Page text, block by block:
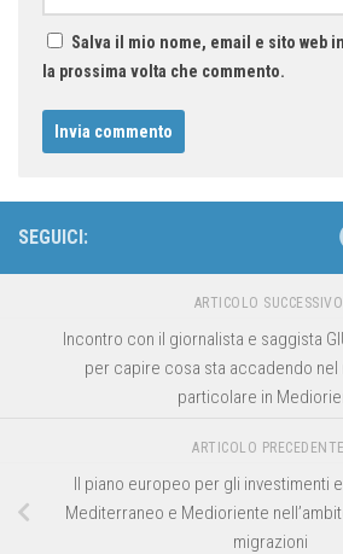
Salva il mio nome, email e sito web
la prossima volta che commento.
SEGUICI:
ARTICOLO SUCCESSIVO
Incontro con il giornalista e saggista
per capire cosa sta accadendo nel
particolare in
ARTICOLO PRECEDENTE
Il piano europeo per gli investimenti
Mediterraneo e Medioriente
migrazioni